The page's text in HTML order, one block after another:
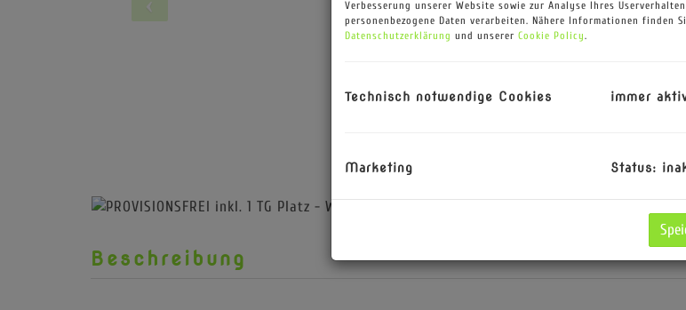
Beschreibung
Verbesserung unserer Website sowie zur Analyse Ihres
personenbezogene Daten verarbeiten. Nähere Informationen finden
Datenschutzerklärung und unserer Cookie Policy.
Technisch notwendige Cookies immer
Marketing Status: